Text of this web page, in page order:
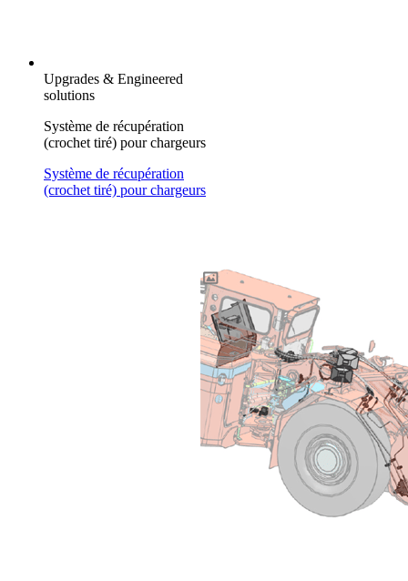
Upgrades & Engineered
solutions
Système de récupération
(crochet tiré) pour chargeurs
Système de récupération
(crochet tiré) pour chargeurs